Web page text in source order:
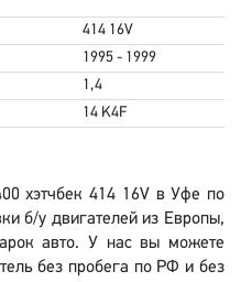
414 16V
1995 - 1999
1,4
14 K4F
хэтчбек 414 16V в Уфе по
б/у двигателей из Европы,
авто. У нас вы можете
без пробега по РФ и без